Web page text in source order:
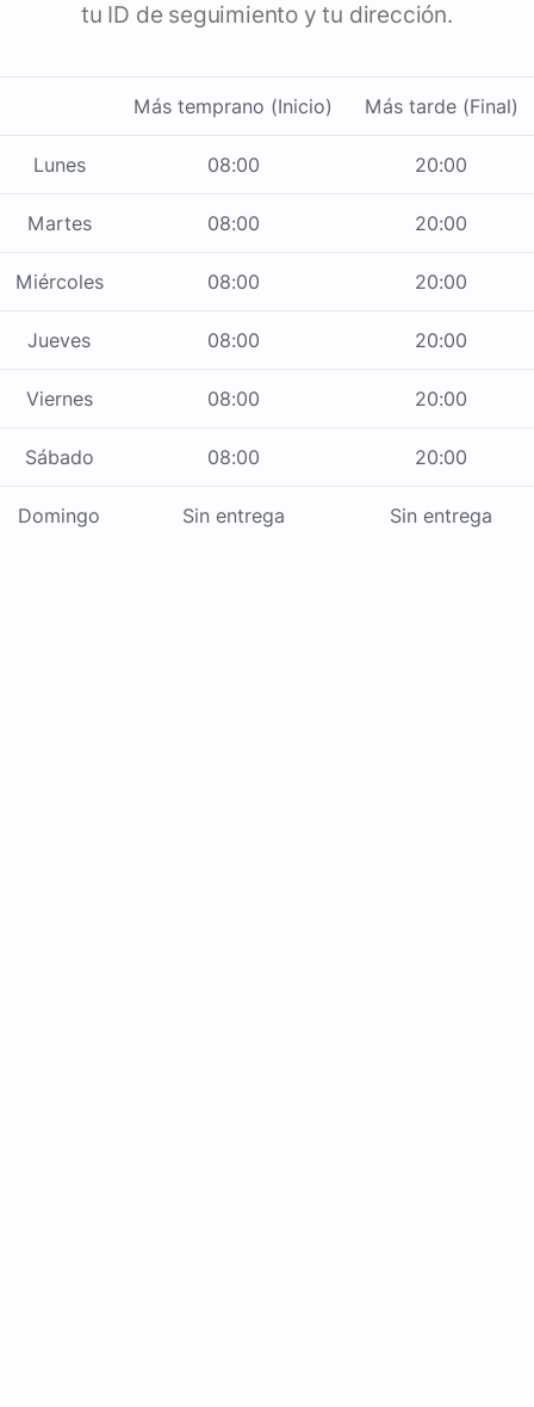
tu ID de seguimiento y tu dirección.
Más temprano (Inicio) Más tarde (Final)
Lunes 08:00 20:00
Martes 08:00 20:00
Miércoles 08:00 20:00
Jueves 08:00 20:00
Viernes 08:00 20:00
Sábado 08:00 20:00
Domingo Sin entrega Sin entrega